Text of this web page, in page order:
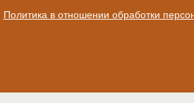
Политика в отношении обработки